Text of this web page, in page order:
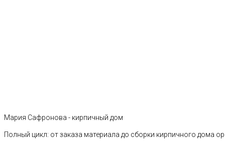
Мария Сафронова - кирпичный дом
Полный цикл: от заказа материала до сборки кирпичного дома